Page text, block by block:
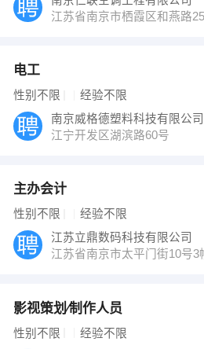
江苏省南京市栖霞区和燕路
电工
性别不限 经验不限
南京威格德塑料科技有限公司
江宁开发区湖滨路60号
主办会计
性别不限 经验不限
江苏立鼎数码科技有限公司
江苏省南京市太平门街10号3
影视策划∕制作人员
性别不限 经验不限